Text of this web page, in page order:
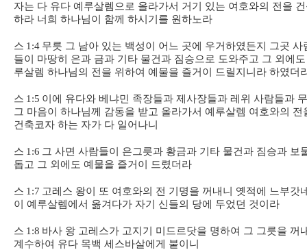
자는 다 유다 예루살렘으로 올라가서 거기 있는 여호와의 전을
하라 너희 하나님이 함께 하시기를 원하노라
스 1:4 무릇 그 남아 있는 백성이 어느 곳에 우거하였든지 그곳 사
들이 마땅히 은과 금과 기타 물건과 짐승으로 도와주고 그 외에
루살렘 하나님의 전을 위하여 예물을 즐거이 드릴지니라 하였더
스 1:5 이에 유다와 베냐민 족장들과 제사장들과 레위 사람들과
그 마음이 하나님께 감동을 받고 올라가서 예루살렘 여호와의 전
건축코자 하는 자가 다 일어나니
스 1:6 그 사면 사람들이 은그릇과 황금과 기타 물건과 짐승과 보
돕고 그 외에도 예물을 즐거이 드렸더라
스 1:7 고레스 왕이 또 여호와의 전 기명을 꺼내니 옛적에 느부갓
이 예루살렘에서 옮겨다가 자기 신들의 당에 두었던 것이라
스 1:8 바사 왕 고레스가 고지기 미드르닷을 명하여 그 그릇을 꺼
계수하여 유다 목백 세스바살에게 붙이니